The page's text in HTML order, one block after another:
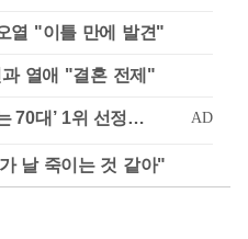
열 "이틀 만에 발견"
열애 "결혼 전제"
날 죽이는 것 같아"